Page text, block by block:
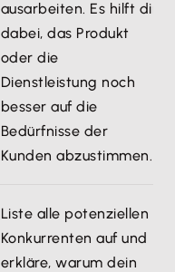
ausarbeiten. Es hilft dir
dabei, das Produkt
oder die
Dienstleistung noch
besser auf die
Bedürfnisse der
Kunden abzustimmen.
Liste alle potenziellen
Konkurrenten auf und
erkläre, warum dein